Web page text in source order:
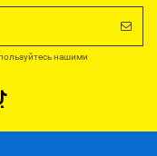
нашими